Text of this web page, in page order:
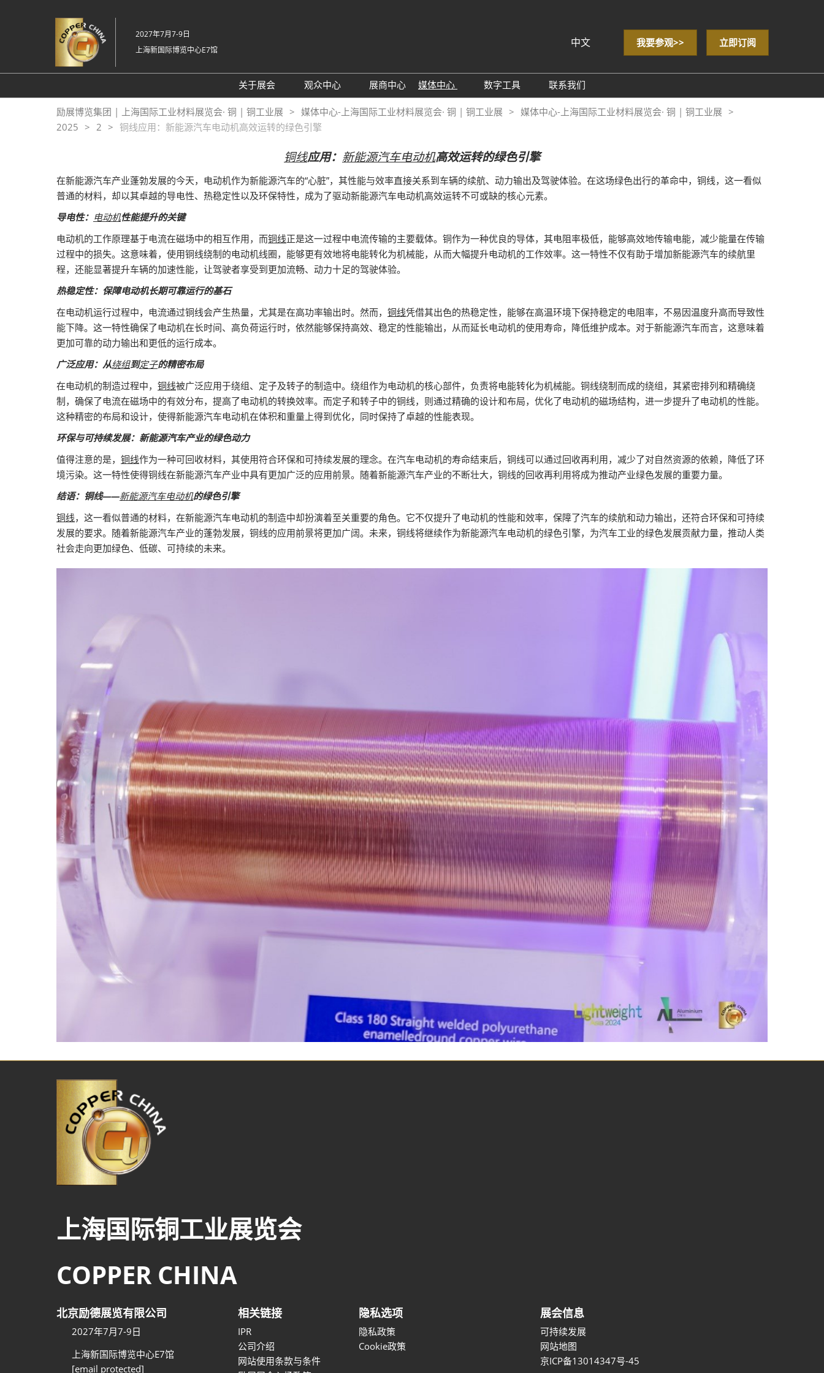
接
跳
至
容
2027年7月7-9日
上海新国际博览中心E7馆
中文
English
我要参观>> 立即订阅
关于展会
关于展会
2025年展后报告
常见问题解答
观众中心
观众增值服务
展商中心
媒体中心
行业资讯动态
数字工具
励展通
联系我们
励展博览集团 | 上海国际工业材料展览会· 铜 | 铜工业展 媒体中心-上海国际工业材料展览会· 铜 | 铜工业展
媒体中心-上海国际工业材料展览会· 铜 | 铜工业展
2025
2 铜线应用：新能源汽车电动机高效运转的绿色引擎
铜线应用： 新能源汽车电动机高效运转的绿色引擎
在新能源汽车产业蓬勃发展的今天，电动机作为新能源汽车的“心脏”，其性能与效率直接关系到车辆的续航、动力输出及驾驶体验。在这场绿色出行的革命中，铜线，这一看似
普通的材料，却以其卓越的导电性、热稳定性以及环保特性，成为了驱动新能源汽车电动机高效运转不可或缺的核心元素。
导电性： 电动机性能提升的关键
电动机的工作原理基于电流在磁场中的相互作用，而铜线正是这一过程中电流传输的主要载体。铜作为一种优良的导体，其电阻率极低，能够高效地传输电能，减少能量在传输
过程中的损失。这意味着，使用铜线绕制的电动机线圈，能够更有效地将电能转化为机械能，从而大幅提升电动机的工作效率。这一特性不仅有助于增加新能源汽车的续航里
程，还能显著提升车辆的加速性能，让驾驶者享受到更加流畅、动力十足的驾驶体验。
热稳定性：保障电动机长期可靠运行的基石
在电动机运行过程中，电流通过铜线会产生热量，尤其是在高功率输出时。然而， 铜线凭借其出色的热稳定性，能够在高温环境下保持稳定的电阻率，不易因温度升高而导致性
能下降。这一特性确保了电动机在长时间、高负荷运行时，依然能够保持高效、稳定的性能输出，从而延长电动机的使用寿命，降低维护成本。对于新能源汽车而言，这意味着
更加可靠的动力输出和更低的运行成本。
广泛应用：从绕组到定子的精密布局
在电动机的制造过程中， 铜线被广泛应用于绕组、定子及转子的制造中。绕组作为电动机的核心部件，负责将电能转化为机械能。铜线绕制而成的绕组，其紧密排列和精确绕
制，确保了电流在磁场中的有效分布，提高了电动机的转换效率。而定子和转子中的铜线，则通过精确的设计和布局，优化了电动机的磁场结构，进一步提升了电动机的性能。
这种精密的布局和设计，使得新能源汽车电动机在体积和重量上得到优化，同时保持了卓越的性能表现。
环保与可持续发展：新能源汽车产业的绿色动力
值得注意的是， 铜线作为一种可回收材料，其使用符合环保和可持续发展的理念。在汽车电动机的寿命结束后，铜线可以通过回收再利用，减少了对自然资源的依赖，降低了环
境污染。这一特性使得铜线在新能源汽车产业中具有更加广泛的应用前景。随着新能源汽车产业的不断壮大，铜线的回收再利用将成为推动产业绿色发展的重要力量。
结语：铜线——新能源汽车电动机的绿色引擎
铜线，这一看似普通的材料，在新能源汽车电动机的制造中却扮演着至关重要的角色。它不仅提升了电动机的性能和效率，保障了汽车的续航和动力输出，还符合环保和可持续
发展的要求。随着新能源汽车产业的蓬勃发展，铜线的应用前景将更加广阔。未来，铜线将继续作为新能源汽车电动机的绿色引擎，为汽车工业的绿色发展贡献力量，推动人类
社会走向更加绿色、低碳、可持续的未来。
上海国际铜工业展览会
COPPER CHINA
北京励德展览有限公司
2027年7月7-9日
上海新国际博览中心E7馆
[email protected]
相关链接
IPR
公司介绍
网站使用条款与条件
隐私选项
隐私政策
Cookie政策
展会信息
可持续发展
网站地图
京ICP备13014347号-45